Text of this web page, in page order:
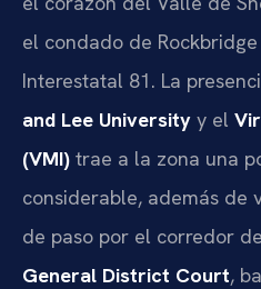
el condado de
Interestatal 81. La
and Lee University y el
(VMI) trae a la zona una
considerable, además de
de paso por el corredor
General District Court,